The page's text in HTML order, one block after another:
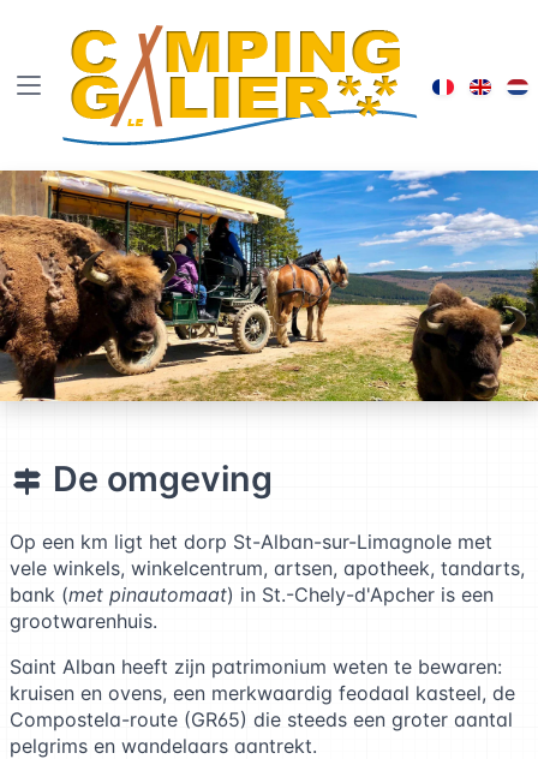
Visiter
De omgeving
Op een km ligt het dorp St-Alban-sur-Limagnole met
vele winkels, winkelcentrum, artsen, apotheek, tandarts,
bank (met pinautomaat) in St.-Chely-d'Apcher is een
grootwarenhuis.
Saint Alban heeft zijn patrimonium weten te bewaren:
kruisen en ovens, een merkwaardig feodaal kasteel, de
Compostela-route (GR65) die steeds een groter aantal
pelgrims en wandelaars aantrekt.